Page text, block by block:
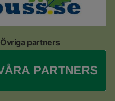
Övriga partners